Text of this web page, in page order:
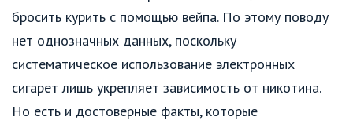
бросить курить с помощью вейпа. По этому поводу
нет однозначных данных, поскольку
систематическое использование электронных
сигарет лишь укрепляет зависимость от никотина.
Но есть и достоверные факты, которые